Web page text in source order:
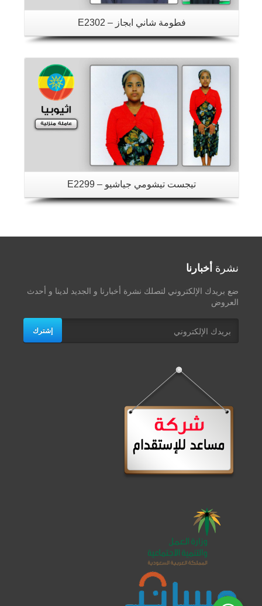
فطومة شاني ابجاز – E2302
تيجست تيشومي جياشيو – E2299
نشرة أخبارنا
ضع بريدك الإلكتروني لتصلك نشرة أخبارنا و الجديد لدينا و أحدث
العروض
إشترك